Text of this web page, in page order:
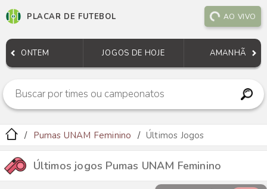
PLACAR DE FUTEBOL AO VIVO
ONTEM JOGOS DE HOJE AMANHÃ
Pumas UNAM Feminino Últimos Jogos
Últimos jogos Pumas UNAM Feminino